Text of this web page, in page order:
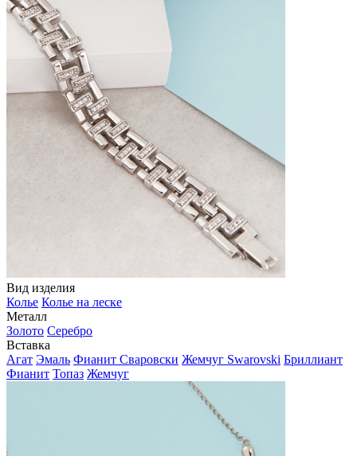
Вид изделия
Колье Колье на леске
Металл
Золото Серебро
Вставка
Агат Эмаль Фианит Сваровски Жемчуг Swarovski Бриллиант
Фианит Топаз Жемчуг